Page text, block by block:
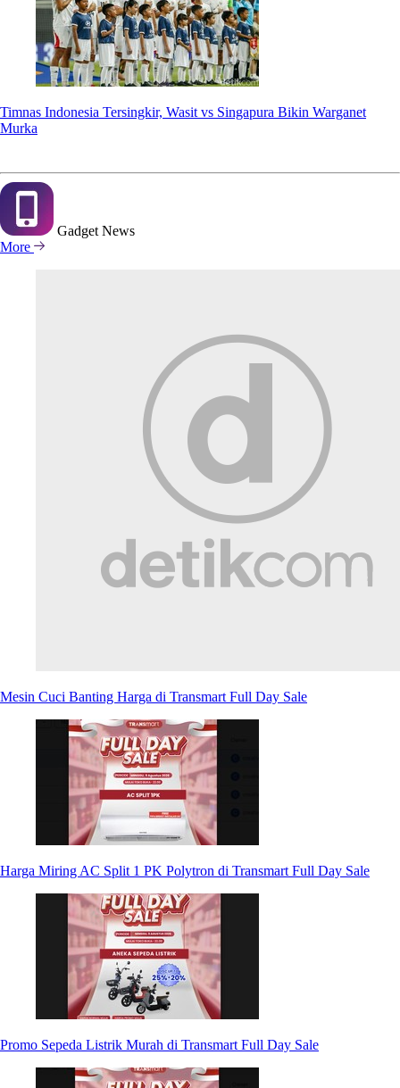
Timnas Indonesia Tersingkir, Wasit vs Singapura Bikin Warganet
Murka
Gadget News
More
Mesin Cuci Banting Harga di Transmart Full Day Sale
Harga Miring AC Split 1 PK Polytron di Transmart Full Day Sale
Promo Sepeda Listrik Murah di Transmart Full Day Sale